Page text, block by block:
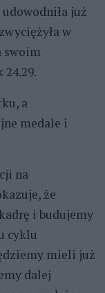
już
w
swoim
a
medale i
na
że
i budujemy
cyklu
mieli już
dalej